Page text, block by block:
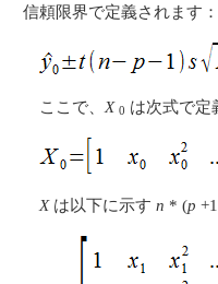
信頼限界で定義されます：
ここで、 X0 は次式で定
X は以下に示すn * (p